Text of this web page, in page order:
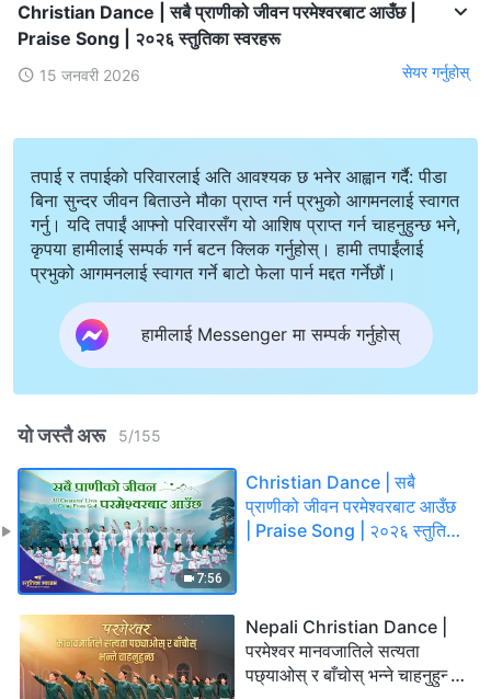
Christian Dance | सबै प्राणीको जीवन परमेश्‍वरबाट आउँछ |
Praise Song | २०२६ स्तुतिका स्वरहरू
15 जनवरी 2026 सेयर गर्नुहोस्
तपाई र तपाईको परिवारलाई अति आवश्यक छ भनेर आह्वान गर्दै: पीडा
बिना सुन्दर जीवन बिताउने मौका प्राप्त गर्न प्रभुको आगमनलाई स्वागत
गर्नु। यदि तपाईं आफ्नो परिवारसँग यो आशिष प्राप्त गर्न चाहनुहुन्छ भने,
कृपया हामीलाई सम्पर्क गर्न बटन क्लिक गर्नुहोस्। हामी तपाईंलाई
प्रभुको आगमनलाई स्वागत गर्ने बाटो फेला पार्न मद्दत गर्नेछौं।
हामीलाई Messenger मा सम्पर्क गर्नुहोस्
यो जस्तै अरू 5/155
7:56
Christian Dance | सबै
प्राणीको जीवन परमेश्‍वरबाट आउँछ
| Praise Song | २०२६ स्तुतिका
Nepali Christian Dance |
परमेश्‍वर मानवजातिले सत्यता
पछ्याओस् र बाँचोस् भन्ने चाहनुहुन्छ